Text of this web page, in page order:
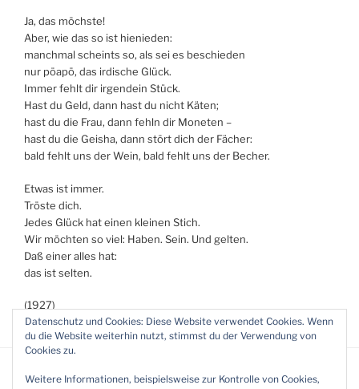
Ja, das möchste!
Aber, wie das so ist hienieden:
manchmal scheints so, als sei es beschieden
nur pöapö, das irdische Glück.
Immer fehlt dir irgendein Stück.
Hast du Geld, dann hast du nicht Käten;
hast du die Frau, dann fehln dir Moneten –
hast du die Geisha, dann stört dich der Fächer:
bald fehlt uns der Wein, bald fehlt uns der Becher.
Etwas ist immer.
Tröste dich.
Jedes Glück hat einen kleinen Stich.
Wir möchten so viel: Haben. Sein. Und gelten.
Daß einer alles hat:
das ist selten.
(1927)
Datenschutz und Cookies: Diese Website verwendet Cookies. Wenn
du die Website weiterhin nutzt, stimmst du der Verwendung von
Cookies zu.
Weitere Informationen, beispielsweise zur Kontrolle von Cookies,